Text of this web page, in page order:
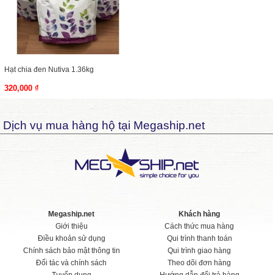
Hạt chia đen Nutiva 1.36kg
320,000 ₫
Dịch vụ mua hàng hộ tại Megaship.net
Megaship.net
Giới thiệu
Điều khoản sử dụng
Chính sách bảo mật thông tin
Đối tác và chính sách
Khách hàng
Cách thức mua hàng
Qui trình thanh toán
Qui trình giao hàng
Theo dõi đơn hàng